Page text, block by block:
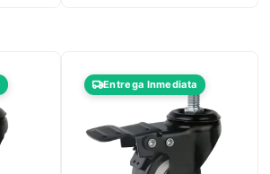
Entrega Inmediata